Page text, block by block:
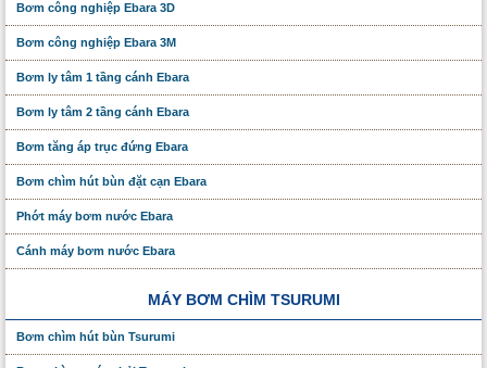
Bơm công nghiệp Ebara 3D
Bơm công nghiệp Ebara 3M
Bơm ly tâm 1 tầng cánh Ebara
Bơm ly tâm 2 tầng cánh Ebara
Bơm tăng áp trục đứng Ebara
Bơm chìm hút bùn đặt cạn Ebara
Phớt máy bơm nước Ebara
Cánh máy bơm nước Ebara
MÁY BƠM CHÌM TSURUMI
Bơm chìm hút bùn Tsurumi